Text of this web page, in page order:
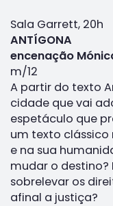
Sala Garrett, 20h
ANTÍGONA
encenação
m/12
A partir do texto
cidade que vai
espetáculo que
um texto clássico
e na sua
mudar o destino?
sobrelevar os
afinal a justiça?